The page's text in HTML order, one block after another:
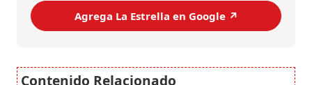
Agrega La Estrella en Google ↗️